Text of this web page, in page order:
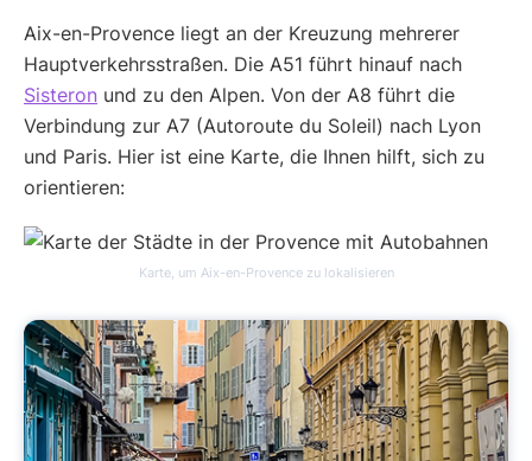
Aix-en-Provence liegt an der Kreuzung mehrerer
Hauptverkehrsstraßen. Die A51 führt hinauf nach
Sisteron und zu den Alpen. Von der A8 führt die
Verbindung zur A7 (Autoroute du Soleil) nach Lyon
und Paris. Hier ist eine Karte, die Ihnen hilft, sich zu
orientieren:
Karte, um Aix-en-Provence zu lokalisieren